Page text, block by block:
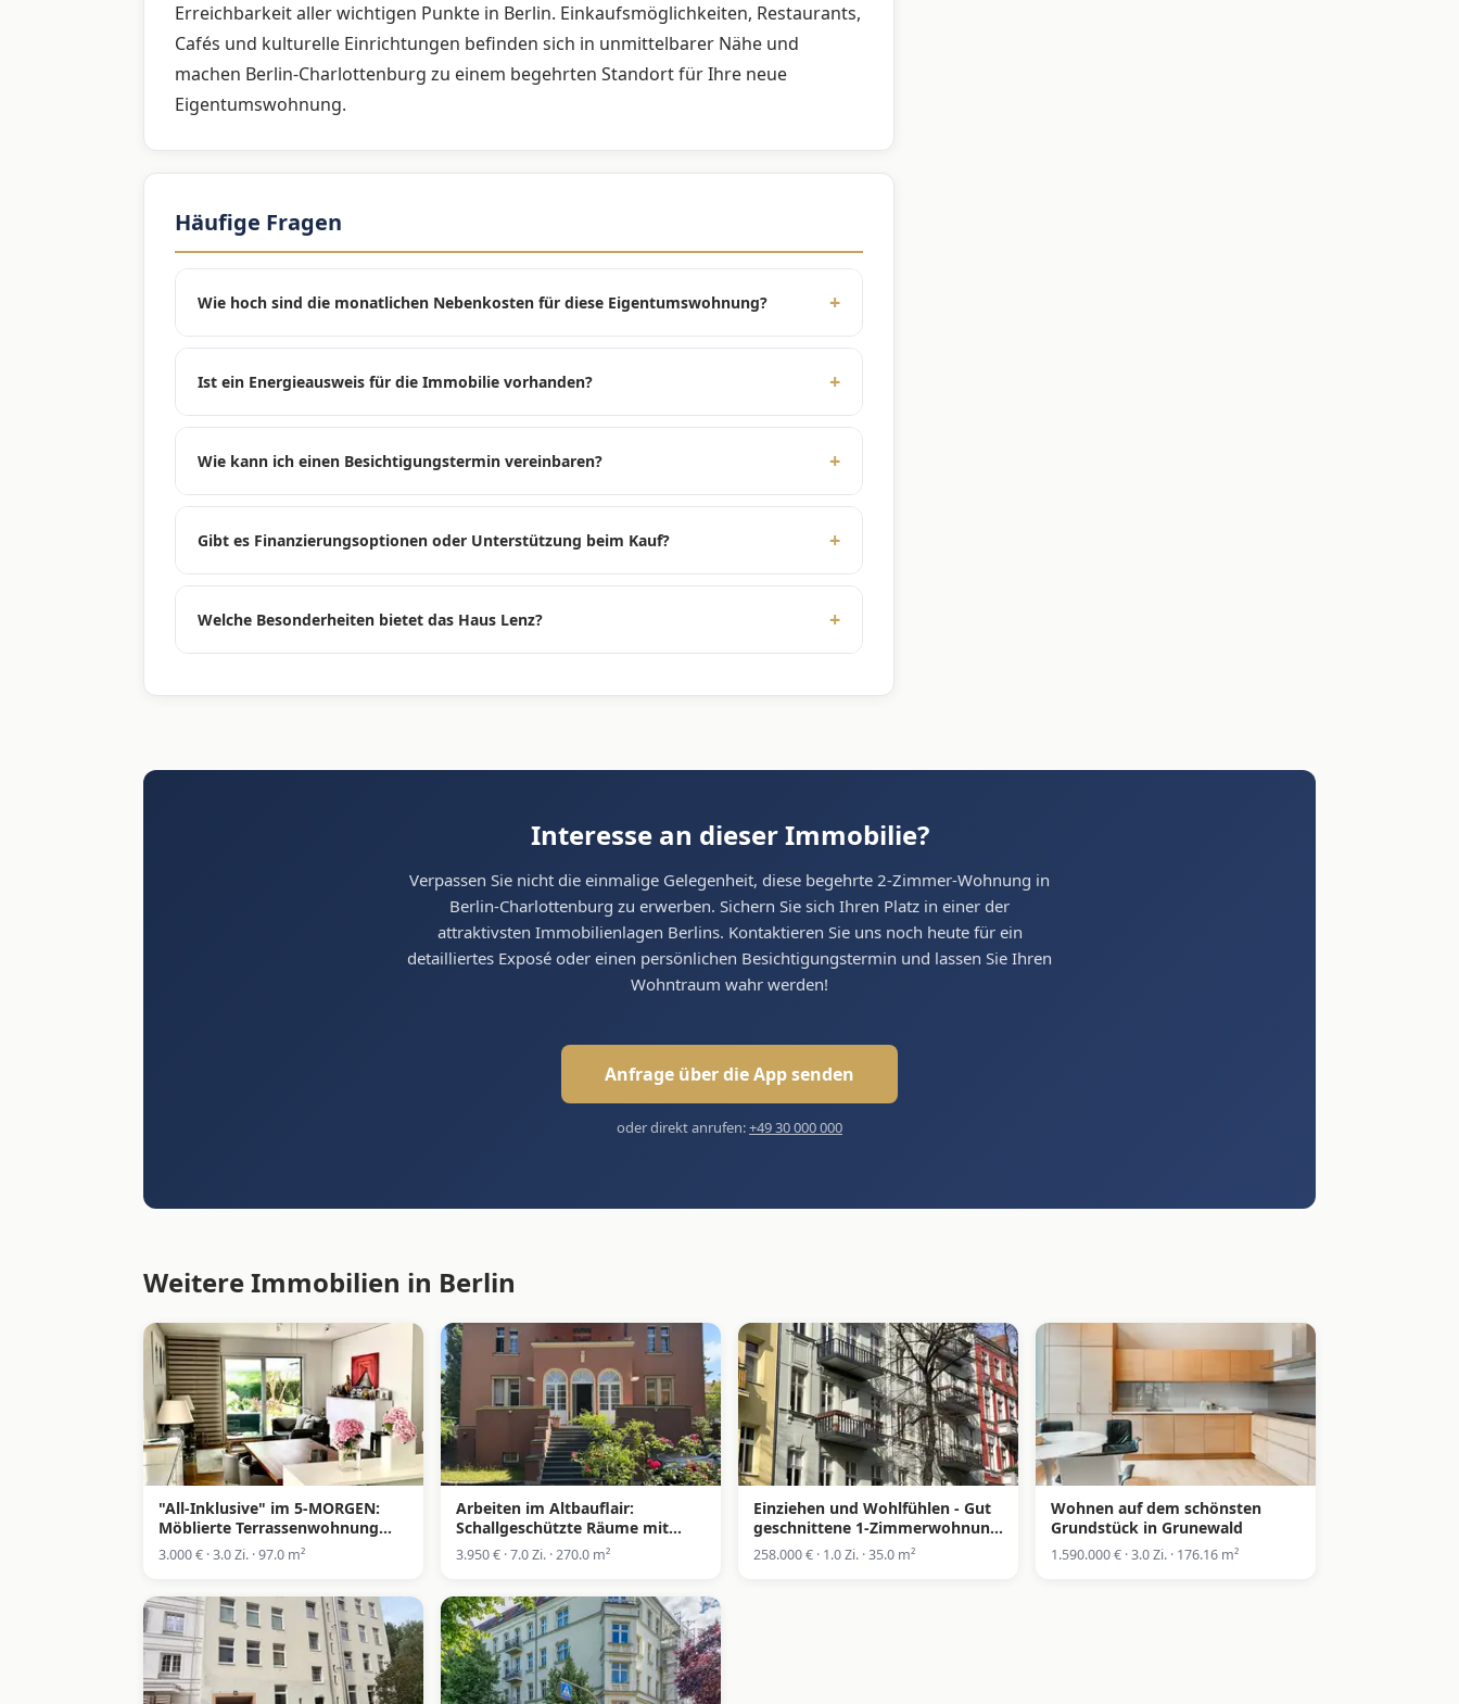
Erreichbarkeit aller wichtigen Punkte in Berlin. Einkaufsmöglichkeiten, Restaurants,
Cafés und kulturelle Einrichtungen befinden sich in unmittelbarer Nähe und
machen Berlin-Charlottenburg zu einem begehrten Standort für Ihre neue
Eigentumswohnung.
Häufige Fragen
Wie hoch sind die monatlichen Nebenkosten für diese Eigentumswohnung?
Die genauen monatlichen Nebenkosten sind abhängig vom individuellen Verbrauch
und der Verwaltung. Eine detaillierte Aufschlüsselung finden Sie im Exposé und dem
Wirtschaftsplan, den wir Ihnen gerne zur Verfügung stellen.
Ist ein Energieausweis für die Immobilie vorhanden?
Da es sich um einen Neubau handelt, wird der Energieausweis gemäß den aktuellen
Vorgaben erstellt und liegt bei Fertigstellung der Immobilie vor. Es ist von einer sehr
hohen Energieeffizienz auszugehen.
Wie kann ich einen Besichtigungstermin vereinbaren?
Gerne vereinbaren wir einen persönlichen Besichtigungstermin mit Ihnen. Bitte nutzen
Sie hierfür unser Kontaktformular auf der Webseite oder rufen Sie uns direkt an, um
einen passenden Zeitpunkt zu finden.
Gibt es Finanzierungsoptionen oder Unterstützung beim Kauf?
Wir arbeiten mit erfahrenen Finanzierungspartnern zusammen, die Sie umfassend
beraten und Ihnen maßgeschneiderte Angebote unterbreiten können. Sprechen Sie
Welche Besonderheiten bietet das Haus Lenz?
Ausstattung, wie Aufzug und Balkon, in einer exzellenten Lage in Berlin-
Interesse an dieser Immobilie?
Verpassen Sie nicht die einmalige Gelegenheit, diese begehrte 2-Zimmer-Wohnung in
Berlin-Charlottenburg zu erwerben. Sichern Sie sich Ihren Platz in einer der
attraktivsten Immobilienlagen Berlins. Kontaktieren Sie uns noch heute für ein
detailliertes Exposé oder einen persönlichen Besichtigungstermin und lassen Sie Ihren
Wohntraum wahr werden!
Anfrage über die App senden
oder direkt anrufen:+49 30 000 000
Weitere Immobilien in Berlin
"All-Inklusive" im 5-MORGEN:
Möblierte Terrassenwohnung
(Stellplatz, Strom, WIFI &
Privatgärtner)
3.000 € · 3.0 Zi. · 97.0 m²
Arbeiten im Altbauflair:
Schallgeschützte Räume mit
Garten in Wilmersdorf
3.950 € · 7.0 Zi. · 270.0 m²
Einziehen und Wohlfühlen - Gut
geschnittene 1-Zimmerwohnung
im gepflegten Altbau
258.000 € · 1.0 Zi. · 35.0 m²
Wohnen auf dem schönsten
Grundstück in Grunewald
1.590.000 € · 3.0 Zi. · 176.16 m²